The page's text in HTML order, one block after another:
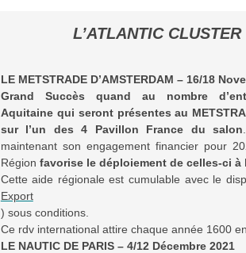
L’ATLANTIC
LE METSTRADE D’AMSTERDAM – 16/18
Grand Succès quand au nombre
Aquitaine qui seront présentes au
sur l’un des 4 Pavillon France du salon
maintenant son engagement financier pour
Région favorise le déploiement de celles-ci à
Cette aide régionale est cumulable avec le
Export
) sous conditions.
Ce rdv international attire chaque année 1600
LE NAUTIC DE PARIS – 4/12 Décembre 2021